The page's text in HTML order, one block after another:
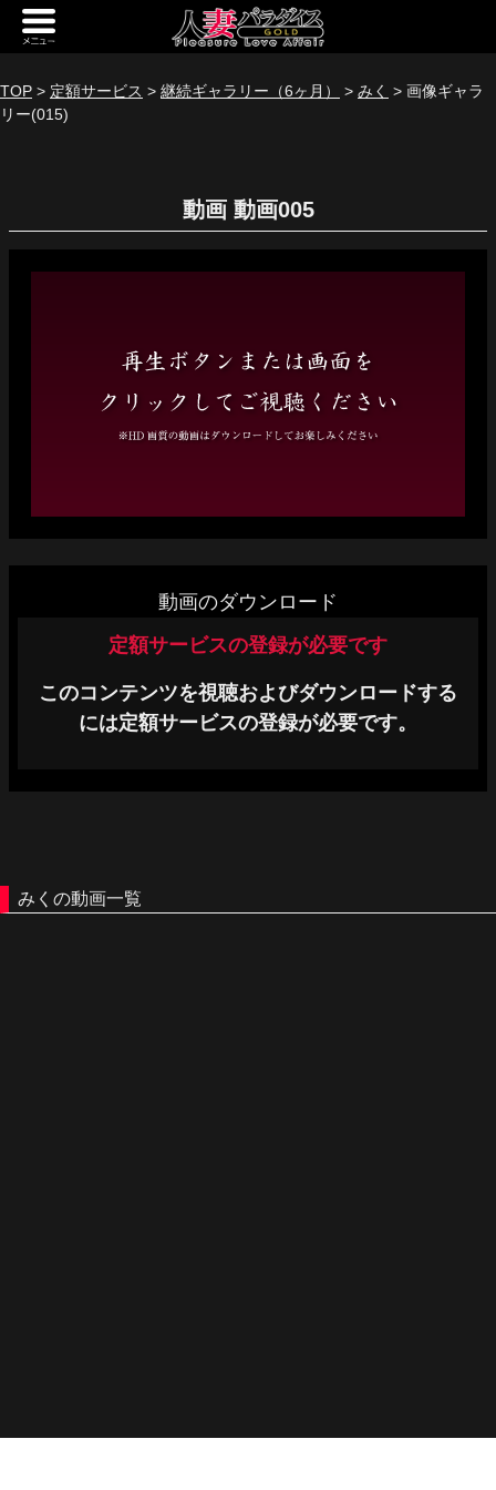
新規会員登録 ログイン
[定額] メインギャラリー
[定額] 人妻楽園ギャラリー
[定額] 継続1カ月ギャラリー
[定額] 継続3カ月ギャラリー
[定額] 継続6カ月ギャラリー
TOP > 定額サービス > 継続ギャラリー（6ヶ月） > みく > 画像ギャラ
リー(015)
動画
動画のダウンロード
定額サービスの登録が必要です
このコンテンツを視聴およびダウンロードする
には定額サービスの登録が必要です。
みくの動画一覧